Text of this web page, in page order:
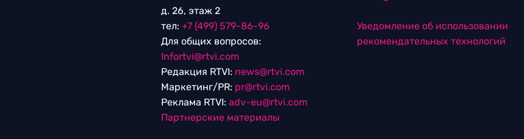
д. 26, этаж 2
тел: +7 (499) 579-86-96
Для общих вопросов:
Infortvi@rtvi.com
Редакция RTVI: news@rtvi.com
Маркетинг/PR: pr@rtvi.com
Реклама RTVI: adv-eu@rtvi.com
Партнерские материалы
Уведомление об использовании
рекомендательных технологий